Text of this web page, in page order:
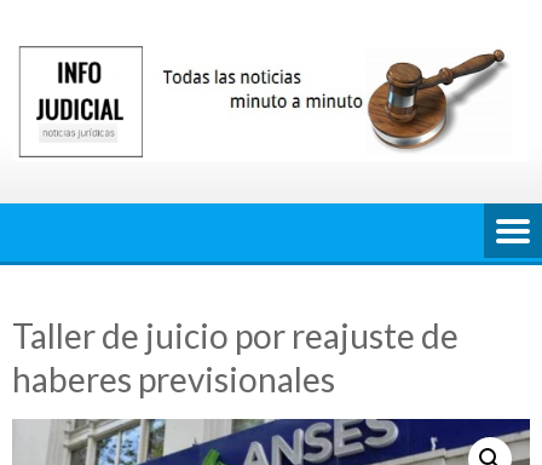
contenido
Taller de juicio por reajuste de
haberes previsionales